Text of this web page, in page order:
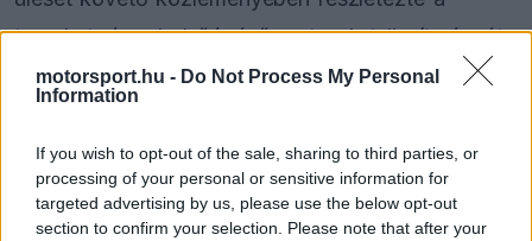
motorsport.hu - Do Not Process My Personal
Information
If you wish to opt-out of the sale, sharing to third parties, or
processing of your personal or sensitive information for
targeted advertising by us, please use the below opt-out
section to confirm your selection. Please note that after your
terveket, és a belsőégésű motorok teljesítményét
az üzemanyag-áramlás növelésével 50 kW-tal
350 kW-ról 300 kW-ra korlátozzák. Ez az új
irányvonal a testület szerint jelentős "szabadság"
érzését adja majd a versenyzőknek, akik az idei